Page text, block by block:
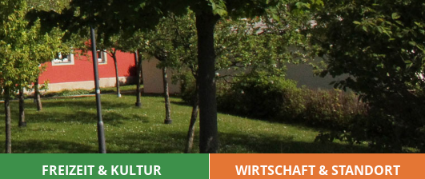
FREIZEIT & KULTUR WIRTSCHAFT & STANDORT